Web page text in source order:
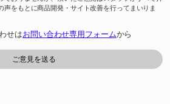
声をもとに商品開発・サイト改善を行ってまいりま
せはお問い合わせ専用フォームから